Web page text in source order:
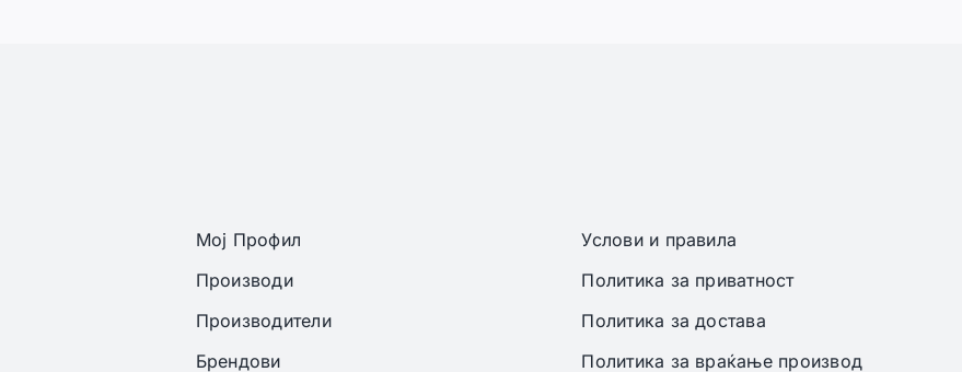
Мој Профил
Производи
Производители
Брендови
Услови и правила
Политика за приватност
Политика за достава
Политика за враќање производ